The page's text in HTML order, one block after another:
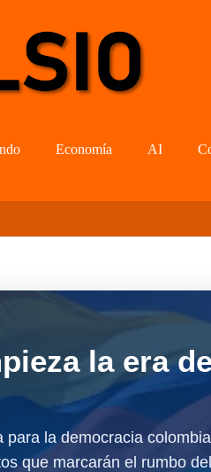
Economía AI
la era
para la democracia
que marcarán el rumbo